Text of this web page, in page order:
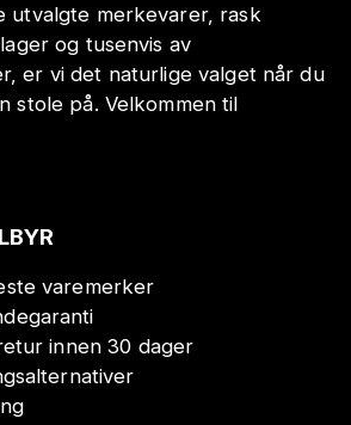
utvalgte merkevarer, rask
og tusenvis av
er vi det naturlige valget når du
stole på. Velkommen til
varemerker
innen 30 dager